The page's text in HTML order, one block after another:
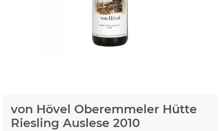
von Hövel Oberemmeler Hütte
Riesling Auslese 2010